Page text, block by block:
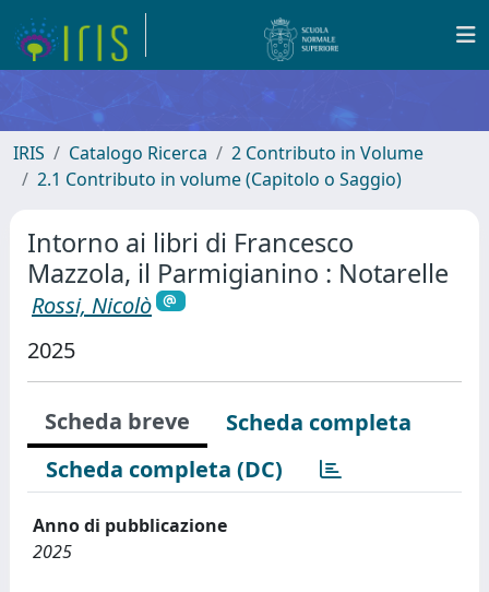
IRIS Catalogo Ricerca
2 Contributo in Volume
2.1 Contributo in volume (Capitolo o Saggio)
Intorno ai libri di Francesco
Mazzola, il Parmigianino : Notarelle
Rossi, Nicolò
2025
Scheda breve
Scheda completa
Scheda completa (DC)
Anno di pubblicazione
2025